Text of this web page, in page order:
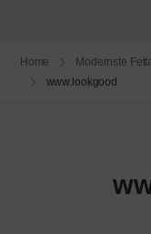
Home
Modernste
www.lookgood